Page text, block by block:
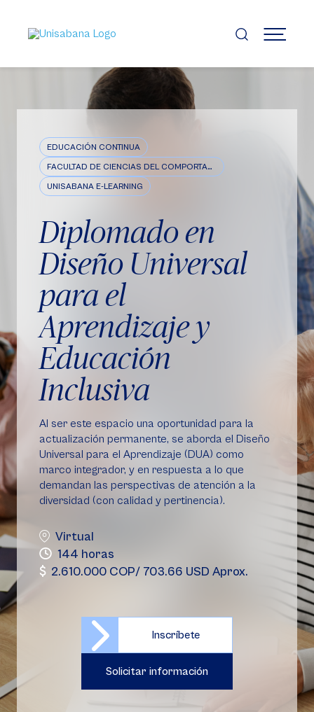
contenido
principal
MENÚ
EDUCACIÓN CONTINUA
FACULTAD DE CIENCIAS DEL COMPORTAMIENTO
UNISABANA E-LEARNING
Diplomado en
Diseño Universal
para el
Aprendizaje y
Educación
Inclusiva
Al ser este espacio una oportunidad para la
actualización permanente, se aborda el Diseño
Universal para el Aprendizaje (DUA) como
marco integrador, y en respuesta a lo que
demandan las perspectivas de atención a la
diversidad (con calidad y pertinencia).
144 horas
Virtual
2.610.000 COP/ 703.66 USD Aprox.
Inscríbete
Solicitar información